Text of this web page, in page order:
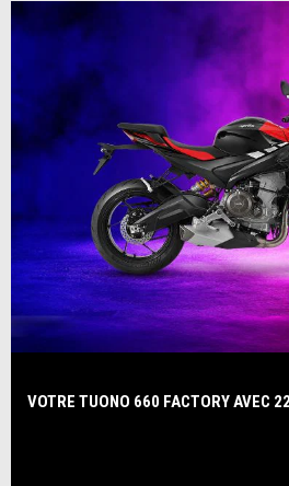
VOTRE TUONO 660 FACTORY AVEC